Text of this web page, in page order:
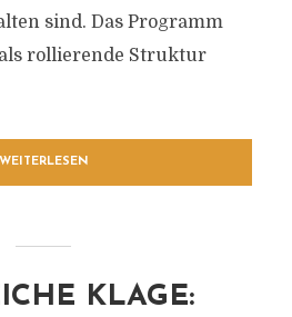
sind. Das Programm
rollierende Struktur
WEITERLESEN
KLAGE: